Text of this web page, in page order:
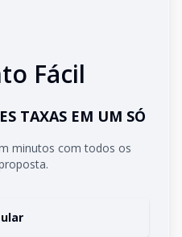
Fácil
TAXAS EM UM SÓ
minutos com todos os